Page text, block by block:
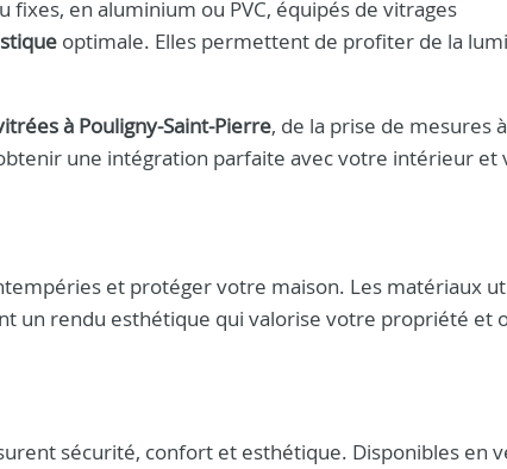
fixes, en aluminium ou PVC, équipés de vitrages
optimale. Elles permettent de profiter de la
à Pouligny-Saint-Pierre, de la prise de mesures à
une intégration parfaite avec votre intérieur et
et protéger votre maison. Les matériaux
un rendu esthétique qui valorise votre propriété et
sécurité, confort et esthétique. Disponibles en